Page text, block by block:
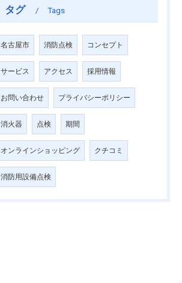
タグ Tags
名古屋市 消防点検 コンセプト
サービス アクセス 採用情報
お問い合わせ プライバシーポリシー
消火器 点検 期間
オンラインショッピング クチコミ
消防用設備点検